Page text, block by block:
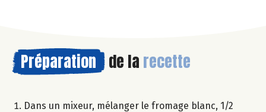
Préparation de la recette
Dans un mixeur, mélanger le fromage blanc, 1/2